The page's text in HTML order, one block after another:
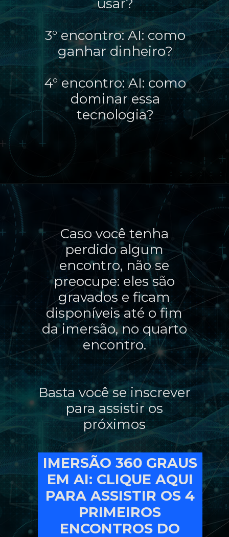
usar?
3° encontro: AI: como
ganhar dinheiro?
4° encontro: AI: como
dominar essa
tecnologia?
Caso você tenha
perdido algum
encontro, não se
preocupe: eles são
gravados e ficam
disponíveis até o fim
da imersão, no quarto
encontro.
Basta você se inscrever
para assistir os
próximos
IMERSÃO 360 GRAUS
EM AI: CLIQUE AQUI
PARA ASSISTIR OS 4
PRIMEIROS
ENCONTROS DO